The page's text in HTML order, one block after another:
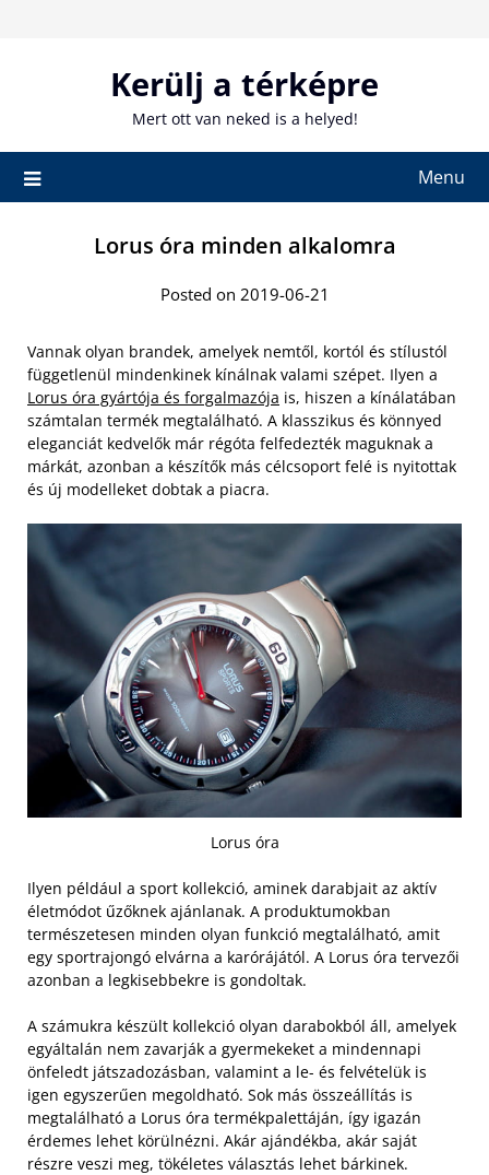
Kerülj a térképre
Mert ott van neked is a helyed!
Menu
Lorus óra minden alkalomra
Posted on 2019-06-21
Vannak olyan brandek, amelyek nemtől, kortól és stílustól
függetlenül mindenkinek kínálnak valami szépet. Ilyen a
Lorus óra gyártója és forgalmazója is, hiszen a kínálatában
számtalan termék megtalálható. A klasszikus és könnyed
eleganciát kedvelők már régóta felfedezték maguknak a
márkát, azonban a készítők más célcsoport felé is nyitottak
és új modelleket dobtak a piacra.
Lorus óra
Ilyen például a sport kollekció, aminek darabjait az aktív
életmódot űzőknek ajánlanak. A produktumokban
természetesen minden olyan funkció megtalálható, amit
egy sportrajongó elvárna a karórájától. A Lorus óra tervezői
azonban a legkisebbekre is gondoltak.
A számukra készült kollekció olyan darabokból áll, amelyek
egyáltalán nem zavarják a gyermekeket a mindennapi
önfeledt játszadozásban, valamint a le- és felvételük is
igen egyszerűen megoldható. Sok más összeállítás is
megtalálható a Lorus óra termékpalettáján, így igazán
érdemes lehet körülnézni. Akár ajándékba, akár saját
részre veszi meg, tökéletes választás lehet bárkinek.